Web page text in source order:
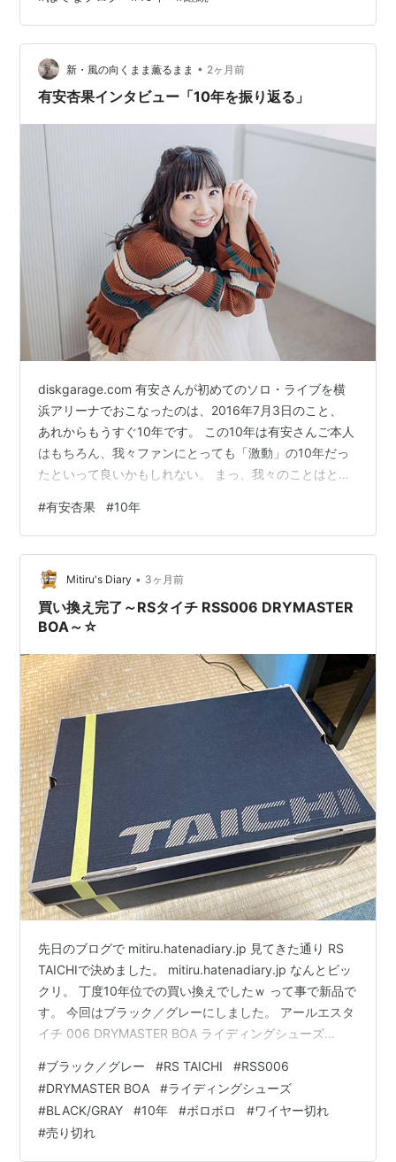
新・風の向くまま薫るまま • 2ヶ月前
有安杏果インタビュー「10年を振り返る」
diskgarage.com 有安さんが初めてのソロ・ライブを横
浜アリーナでおこなったのは、2016年7月3日のこと、
あれからもうすぐ10年です。 この10年は有安さんご本人
はもちろん、我々ファンにとっても「激動」の10年だっ
たといって良いかもしれない。 まっ、我々のことはとも
見張るものがあると思う。 ギターなどの楽器演奏はもも
クロ時代からちょこちょこ学んでいたし、某CS番組でア
ルフィーの坂崎さんの横にちょこんと座って、坂崎さん
のギター演奏を興味津々に見ていたのが印象的でした。
「好きなんだねえ、この子」と思ってそのシーンを観て
いたのを憶え…
#有安杏果 #10年
Mitiru's Diary • 3ヶ月前
買い換え完了～RSタイチ RSS006 DRYMASTER
BOA～☆
先日のブログで mitiru.hatenadiary.jp 見てきた通り RS
TAICHIで決めました。 mitiru.hatenadiary.jp なんとビッ
クリ。 丁度10年位での買い換えでしたｗ って事で新品で
す。 今回はブラック／グレーにしました。 アールエスタ
イチ 006 DRYMASTER BOA ライディングシューズ
Amazon yahoo.jp ・・・というか、ブラック／ホワイト
の25.0がどれだけ探して、待ってても出ないのよね。 ブ
ラック／グレーの25.0も何とか買えた感じ。 はい、新旧
比較です。 10…
#ブラック／グレー #RS TAICHI #RSS006
#DRYMASTER BOA #ライディングシューズ
#BLACK/GRAY #10年 #ボロボロ #ワイヤー切れ
#売り切れ